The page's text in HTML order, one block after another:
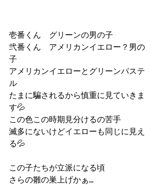
壱番くん　グリーンの男の子
弐番くん　アメリカンイエロー？男の
子
アメリカンイエローとグリーンパステ
ル
たまに騙されるから慎重に見ていきま
す💦
この色この時期見分けるの苦手
滅多にないけどイエローも同じに見え
る💦
この子たちが立派になる頃
さらの雛の巣上げかぁ...